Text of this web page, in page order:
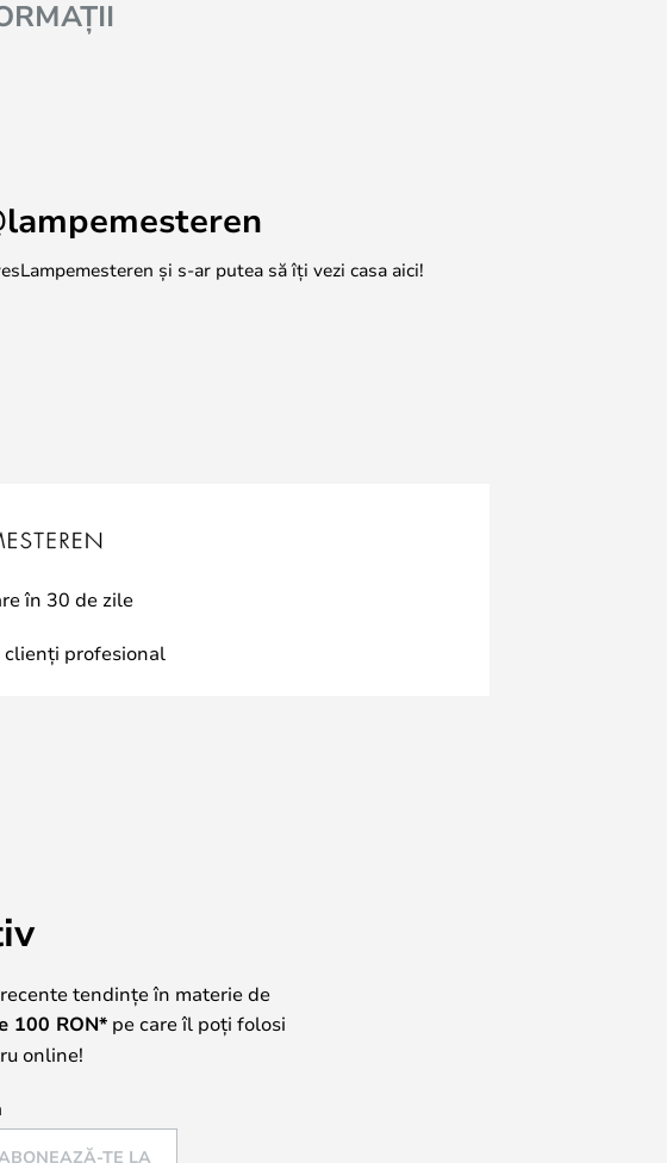
și s-ar putea să îți vezi casa aici!
în 30 de zile
clienți profesional
tendințe în materie de
100 RON* pe care îl poți folosi
online!
TE LA